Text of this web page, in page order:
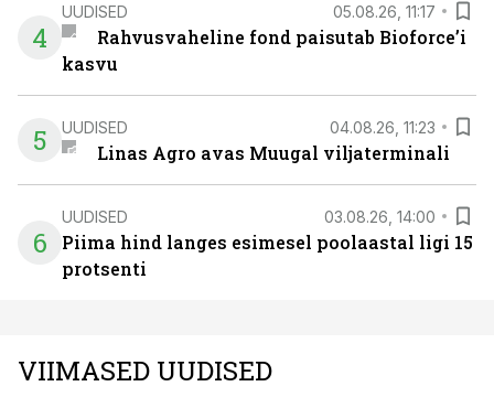
4
UUDISED 05.08.26, 11:17
Rahvusvaheline fond paisutab Bioforce’i
kasvu
5 UUDISED 04.08.26, 11:23
Linas Agro avas Muugal viljaterminali
6
UUDISED 03.08.26, 14:00
Piima hind langes esimesel poolaastal ligi 15
protsenti
VIIMASED UUDISED